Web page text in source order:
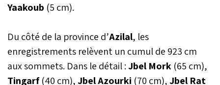
Yaakoub (5 cm).
Du côté de la province d’Azilal, les
enregistrements relèvent un cumul de 923 cm
aux sommets. Dans le détail :Jbel Mork (65 cm),
Tingarf(40 cm),Jbel Azourki (70 cm),Jbel Rat